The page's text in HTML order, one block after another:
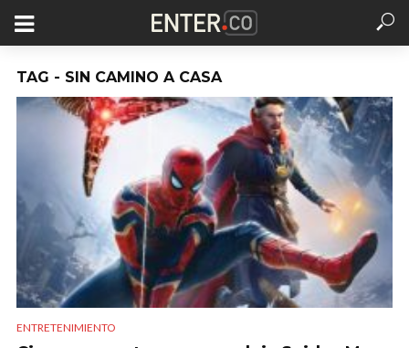
TAG - SIN CAMINO A CASA
ENTRETENIMIENTO